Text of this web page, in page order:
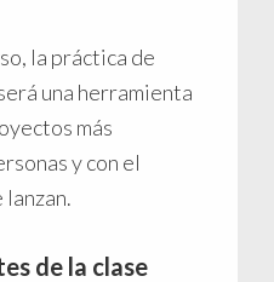
la práctica de
una herramienta
más
y con el
lanzan.
de la clase